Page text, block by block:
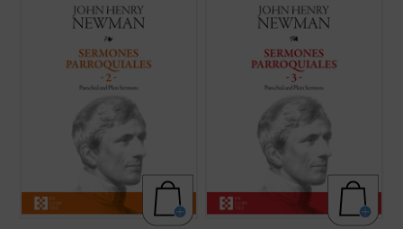
manifiesto su fuerza, frescura y audacia.
Fuerza en la verdad de su mensaje, que es
el mensaje de Dios; frescura en la palabra,
con un lenguaje cercano y familiar que se
(ver ficha)
veinticinco sermones predicados en la
iglesia de Saint Mary's en Oxford. El genio
humano y cristiano de Newman, que ya era
una autoridad no exenta de polémica en ...